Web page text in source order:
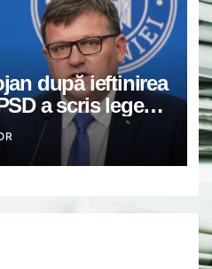
după ieftinirea
a scris legea.
scris discursul